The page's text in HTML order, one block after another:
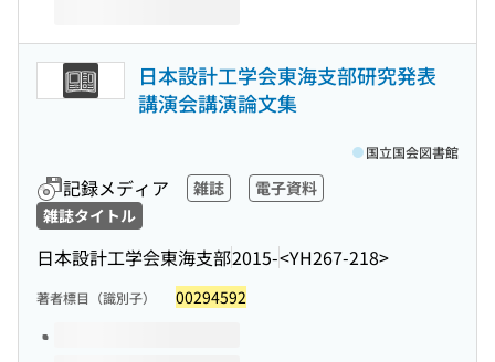
日本設計工学会東海支部研究発表
講演会講演論文集
記録メディア 雑誌
電子資料
雑誌タイトル
日本設計工学会東海支部2015-<YH267-218>
国立国会図書館
著者標目（識別子） 00294592
このタイトルの巻号